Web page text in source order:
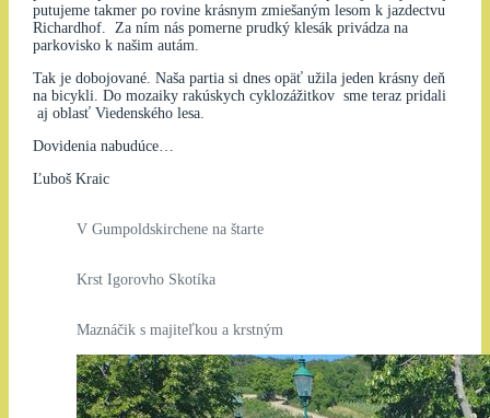
putujeme takmer po rovine krásnym zmiešaným lesom k jazdectvu
Richardhof. Za ním nás pomerne prudký klesák privádza na
parkovisko k našim autám.
Tak je dobojované. Naša partia si dnes opäť užila jeden krásny deň
na bicykli. Do mozaiky rakúskych cyklozážitkov sme teraz pridali
aj oblasť Viedenského lesa.
Dovidenia nabudúce…
Ľuboš Kraic
V Gumpoldskirchene na štarte
Krst Igorovho Skotíka
Maznáčik s majiteľkou a krstným